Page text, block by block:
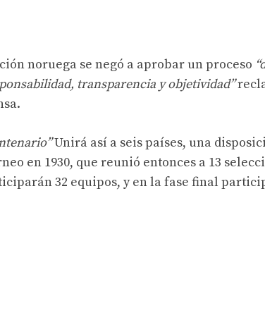
noruega se negó a aprobar un proceso
transparencia y objetividad”
Unirá así a seis países, una
en 1930, que reunió entonces a 13
32 equipos, y en la fase final